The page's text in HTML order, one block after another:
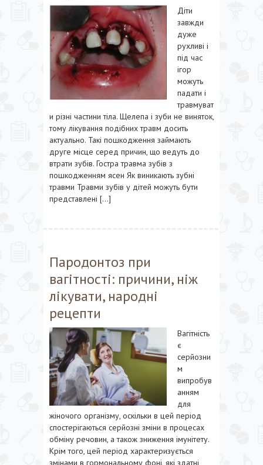
Діти
завжди
дуже
рухливі і
під час
ігор
можуть
падати і
травмуват
и різні частини тіла. Щелепа і зуби не виняток,
тому лікування подібних травм досить
актуально. Такі пошкодження займають
друге місце серед причин, що ведуть до
втрати зубів. Гостра травма зубів з
пошкодженням ясен Як виникають зубні
травми Травми зубів у дітей можуть бути
представлені […]
Пародонтоз при
вагітності: причини, ніж
лікувати, народні
рецепти
Вагітність
є
серйозни
м
випробув
анням
для
жіночого організму, оскільки в цей період
спостерігаються серйозні зміни в процесах
обміну речовин, а також зниження імунітету.
Крім того, цей період характеризується
змінами в гормональному фоні, які здатні